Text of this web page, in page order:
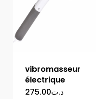
vibromasseur
électrique
د.ت275.00